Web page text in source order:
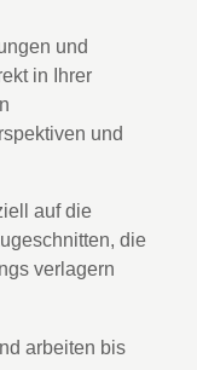
und
in Ihrer
und
auf die
die
verlagern
arbeiten bis